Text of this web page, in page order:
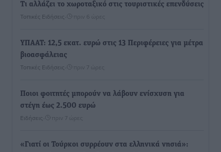
Τι αλλάζει το χωροταξικό στις τουριστικές επενδύσεις
Τοπικές Ειδήσεις πριν 6 ώρες
ΥΠΑΑΤ: 12,5 εκατ. ευρώ στις 13 Περιφέρειες για μέτρα
βιοασφάλειας
Τοπικές Ειδήσεις πριν 7 ώρες
Ποιοι φοιτητές μπορούν να λάβουν ενίσχυση για
στέγη έως 2.500 ευρώ
Ειδήσεις πριν 7 ώρες
«Γιατί οι Τούρκοι συρρέουν στα ελληνικά νησιά»: